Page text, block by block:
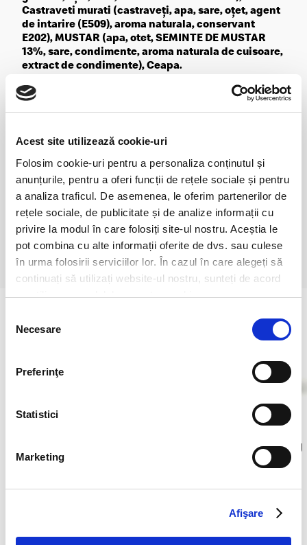
Acest site utilizează cookie-uri
Folosim cookie-uri pentru a personaliza conținutul și
anunțurile, pentru a oferi funcții de rețele sociale și pentru
a analiza traficul. De asemenea, le oferim partenerilor de
rețele sociale, de publicitate și de analize informații cu
privire la modul în care folosiți site-ul nostru. Aceștia le
pot combina cu alte informații oferite de dvs. sau culese
în urma folosirii serviciilor lor. În cazul în care alegeți să
continuați să utilizați website-ul nostru, sunteți de acord
cu utilizarea modulelor noastre cookie.
consimțământului
Necesare
Preferinţe
Statistici
Marketing
Afişare
Castraveti murati (castraveți, apa, sare, oțet, agent
de intarire (E509), aroma naturala, conservant
E202), MUSTAR (apa, otet, SEMINTE DE MUSTAR
13%, sare, condimente, aroma naturala de cuisoare,
extract de condimente), Ceapa.
Contine Alergenii:
GLUTEN(GRÂU),LAPTE, MUSTAR,
SEMINTE DE SUSAN
Valoare Energetica (kJ/kcal)
din care Acizi grasi saturati (g)13
Glucide (g)36
din care Zaharuri (g) 9.3
Proteine (g) 31
Sare (g)2.5
crocant
1000 Island Dressing